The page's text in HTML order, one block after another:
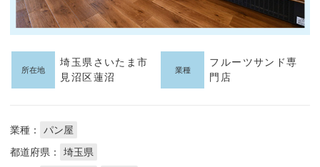
所在地
埼玉県さいたま市
見沼区蓮沼
業種
フルーツサンド専
門店
業種：
パン屋
都道府県：
埼玉県